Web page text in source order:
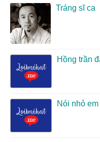
Tráng sĩ ca
Hồng trần
Nói nhỏ